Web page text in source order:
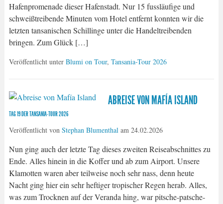
Hafenpromenade dieser Hafenstadt. Nur 15 fussläufige und
schweißtreibende Minuten vom Hotel entfernt konnten wir die
letzten tansanischen Schillinge unter die Handeltreibenden
bringen. Zum Glück […]
Veröffentlicht unter Blumi on Tour, Tansania-Tour 2026
ABREISE VON MAFÍA ISLAND
TAG 19 DER TANSANIA-TOUR 2026
Veröffentlicht von Stephan Blumenthalam 24.02.2026
Nun ging auch der letzte Tag dieses zweiten Reiseabschnittes zu
Ende. Alles hinein in die Koffer und ab zum Airport. Unsere
Klamotten waren aber teilweise noch sehr nass, denn heute
Nacht ging hier ein sehr heftiger tropischer Regen herab. Alles,
was zum Trocknen auf der Veranda hing, war pitsche-patsche-